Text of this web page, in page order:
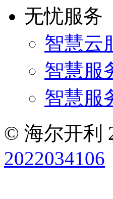
无忧服务
智慧云
智慧服
智慧服
© 海尔开利
2022034106